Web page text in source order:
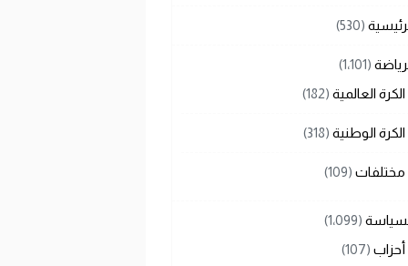
(530)
(1٬101)
الكرة العالمية (182)
الكرة الوطنية (318)
مختلفات (109)
(1٬099)
أحزاب (107)